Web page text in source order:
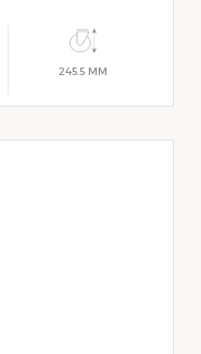
245.5 MM